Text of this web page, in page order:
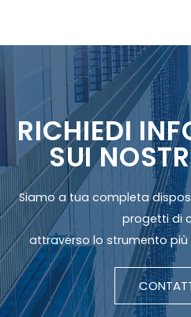
RICHIEDI
SUI
Siamo a tua completa
progetti di
attraverso lo strumento